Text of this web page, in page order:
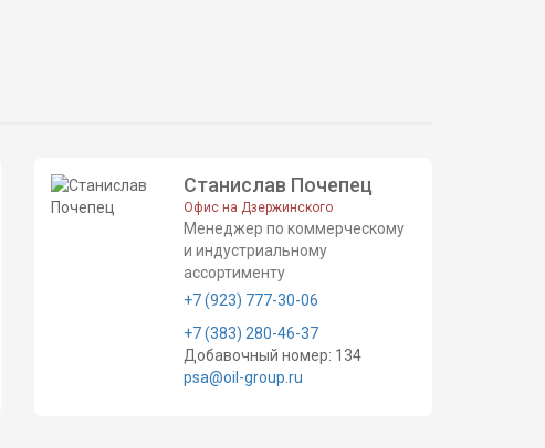
Станислав Почепец
Офис на Дзержинского
Менеджер по коммерческому
и индустриальному
ассортименту
+7 (923) 777-30-06
+7 (383) 280-46-37
Добавочный номер: 134
psa@oil-group.ru